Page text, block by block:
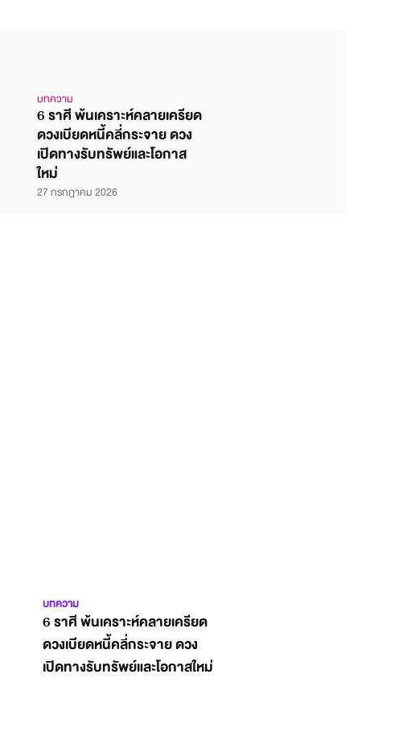
บทความ
6 ราศี พ้นเคราะห์คลายเครียด
ดวงเบียดหนี้คลี่กระจาย ดวง
เปิดทางรับทรัพย์และโอกาส
ใหม่
27 กรกฎาคม 2026
บทความ
6 ราศี พ้นเคราะห์คลายเครียด
ดวงเบียดหนี้คลี่กระจาย ดวง
เปิดทางรับทรัพย์และโอกาสใหม่